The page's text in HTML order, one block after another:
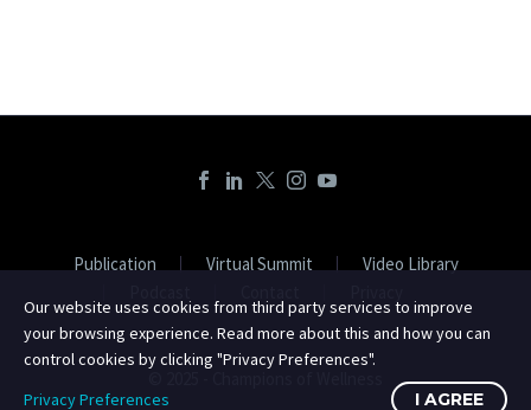
Publication Virtual Summit
Video Library
Our website uses cookies from third party services to improve
your browsing experience. Read more about this and how you can
control cookies by clicking "Privacy Preferences".
Privacy Preferences
I AGREE